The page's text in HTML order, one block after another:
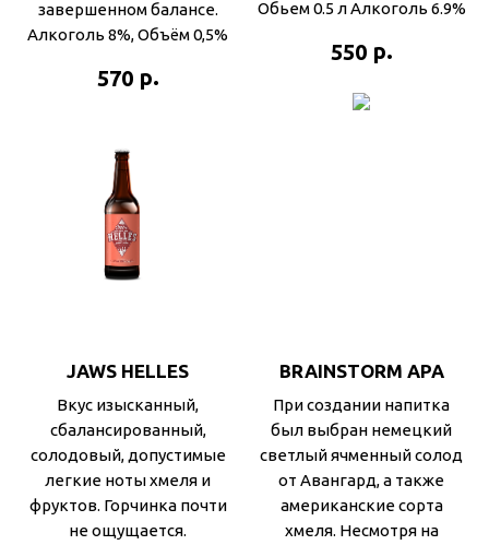
завершенном балансе.
Алкоголь 8%, Объём 0,5%
570 р.
Обьем 0.5 л Алкоголь 6.9%
550 р.
JAWS HELLES
Вкус изысканный,
сбалансированный,
солодовый, допустимые
легкие ноты хмеля и
фруктов. Горчинка почти
не ощущается.
BRAINSTORM APA
При создании напитка
был выбран немецкий
светлый ячменный солод
от Авангард, а также
американские сорта
хмеля. Несмотря на